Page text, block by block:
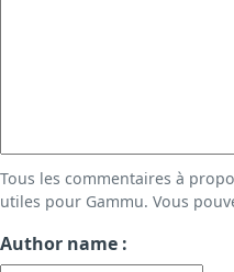
Tous les commentaires à
utiles pour Gammu. Vous
Author name :